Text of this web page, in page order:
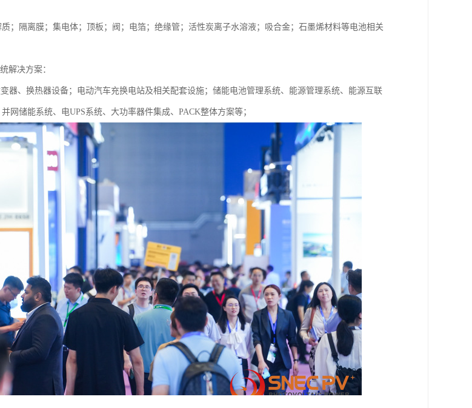
；隔离膜；集电体；顶板；阀；电箔；绝缘管；活性炭离子水溶液；吸合金；石墨烯材料等电池相关
解决方案：
器、换热器设备；电动汽车充换电站及相关配套设施；储能电池管理系统、能源管理系统、能源互联
网储能系统、电UPS系统、大功率器件集成、PACK整体方案等；